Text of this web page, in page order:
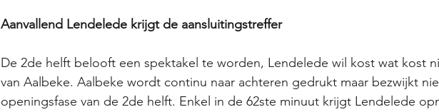
Aanvallend Lendelede krijgt de aansluitingstreffer
De 2de helft belooft een spektakel te worden, Lendelede wil kost wat kost
van Aalbeke. Aalbeke wordt continu naar achteren gedrukt maar bezwijkt
openingsfase van de 2de helft. Enkel in de 62ste minuut krijgt Lendelede